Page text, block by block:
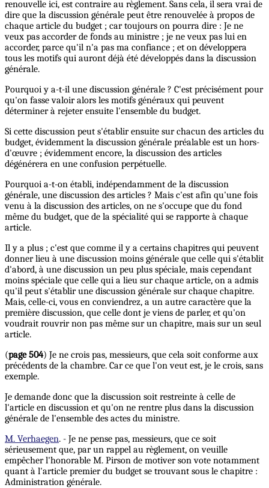
renouvelle ici, est contraire au règlement. Sans cela, il sera vrai de
dire que la discussion générale peut être renouvelée à propos de
chaque article du budget ; car toujours on pourra dire : Je ne
veux pas accorder de fonds au ministre ; je ne veux pas lui en
accorder, parce qu'il n'a pas ma confiance ; et on développera
tous les motifs qui auront déjà été développés dans la discussion
générale.
Pourquoi y a-t-il une discussion générale ? C'est précisément pour
qu'on fasse valoir alors les motifs généraux qui peuvent
déterminer à rejeter ensuite l'ensemble du budget.
Si cette discussion peut s'établir ensuite sur chacun des articles du
budget, évidemment la discussion générale préalable est un hors-
d'œuvre ; évidemment encore, la discussion des articles
dégénérera en une confusion perpétuelle.
Pourquoi a-t-on établi, indépendamment de la discussion
générale, une discussion des articles ? Mais c'est afin qu'une fois
venu à la discussion des articles, on ne s'occupe que du fond
même du budget, que de la spécialité qui se rapporte à chaque
article.
Il y a plus ; c'est que comme il y a certains chapitres qui peuvent
donner lieu à une discussion moins générale que celle qui s'établit
d'abord, à une discussion un peu plus spéciale, mais cependant
moins spéciale que celle qui a lieu sur chaque article, on a admis
qu'il peut s'établir une discussion générale sur chaque chapitre.
Mais, celle-ci, vous en conviendrez, a un autre caractère que la
première discussion, que celle dont je viens de parler, et qu'on
voudrait rouvrir non pas même sur un chapitre, mais sur un seul
article.
(page 504) Je ne crois pas, messieurs, que cela soit conforme aux
précédents de la chambre. Car ce que l'on veut est, je le crois, sans
exemple.
Je demande donc que la discussion soit restreinte à celle de
l'article en discussion et qu'on ne rentre plus dans la discussion
générale de l'ensemble des actes du ministre.
M. Verhaegen. - Je ne pense pas, messieurs, que ce soit
sérieusement que, par un rappel au règlement, on veuille
empêcher l'honorable M. Pirson de motiver son vote notamment
quant à l'article premier du budget se trouvant sous le chapitre :
Administration générale.